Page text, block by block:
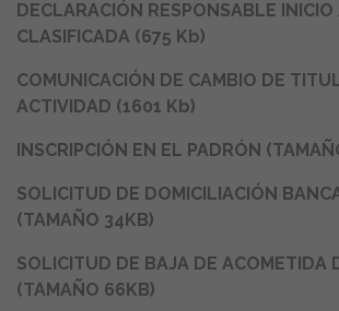
DECLARACIÓN RESPONSABLE
CLASIFICADA (675 Kb)
COMUNICACIÓN DE CAMBIO DE
ACTIVIDAD (1601 Kb)
INSCRIPCIÓN EN EL PADRÓN
SOLICITUD DE DOMICILIACIÓN
(TAMAÑO 34KB)
SOLICITUD DE BAJA DE ACOMETIDA
(TAMAÑO 66KB)